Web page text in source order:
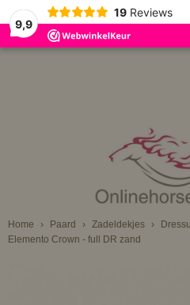
9,9
19 Reviews
Home › Paard › Zadeldekjes ›
Elemento Crown - full DR zand